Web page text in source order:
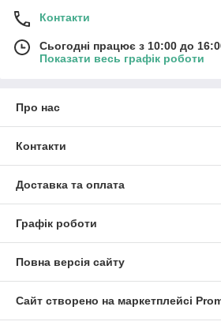
Контакти
Сьогодні працює з 10:00 до
Показати весь графік роботи
Про нас
Контакти
Доставка та оплата
Графік роботи
Повна версія сайту
Сайт створено на маркетплейсі